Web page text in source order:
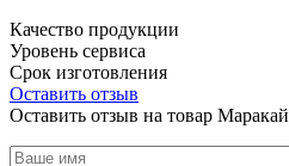
Качество продукции
Уровень сервиса
Срок изготовления
Оставить отзыв
Оставить отзыв на товар Маракай